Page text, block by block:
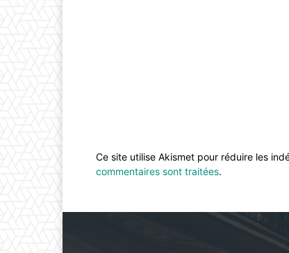
Ce site utilise Akismet pour réduire les
commentaires sont traitées.